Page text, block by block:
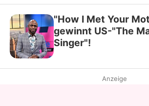
"How I Met Your
gewinnt US-"The
Singer"!
Anzeige